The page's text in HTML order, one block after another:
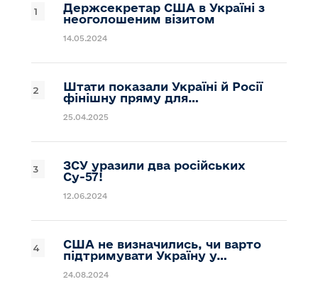
Держсекретар США в Україні з
неоголошеним візитом
14.05.2024
Штати показали Україні й Росії
фінішну пряму для…
25.04.2025
ЗСУ уразили два російських
Су-57!
12.06.2024
США не визначились, чи варто
підтримувати Україну у…
24.08.2024